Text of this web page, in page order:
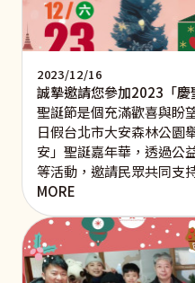
2023/12/16
誠摯邀請您參加2023「
聖誕節是個充滿歡喜與盼
日假台北市大安森林公園
安」聖誕嘉年華，透過公
等活動，邀請民眾共同支
MORE